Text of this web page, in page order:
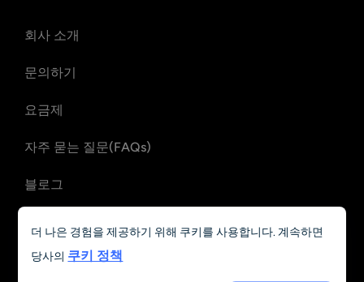
회사 소개
문의하기
요금제
자주 묻는 질문(FAQs)
블로그
환불 정책
더 나은 경험을 제공하기 위해 쿠키를 사용합니다. 계속하면
당사의 쿠키 정책